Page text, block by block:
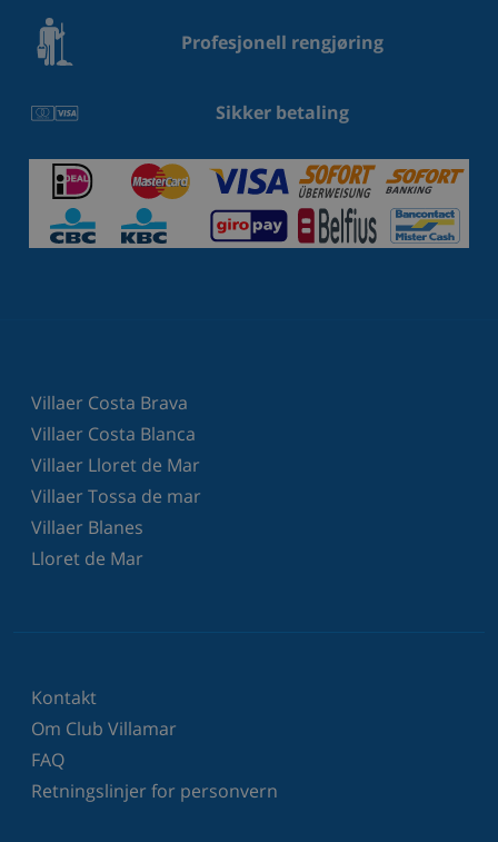
Profesjonell rengjøring
Sikker betaling
Villaer Costa Brava
Villaer Costa Blanca
Villaer Lloret de Mar
Villaer Tossa de mar
Villaer Blanes
Lloret de Mar
Kontakt
Om Club Villamar
FAQ
Retningslinjer for personvern